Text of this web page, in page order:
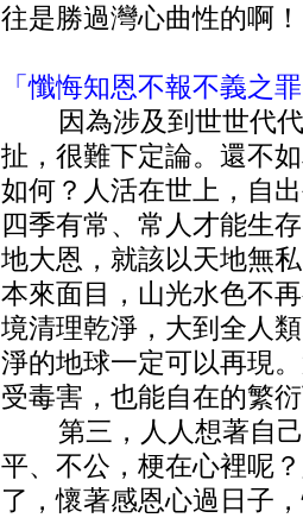
往是勝過灣心曲性的啊！
「懺悔知恩不報不義之
因為涉及到世世代代
扯，很難下定論。還不
如何？人活在世上，自
四季有常、常人才能生
地大恩，就該以天地無
本來面目，山光水色不
境清理乾淨，大到全人
淨的地球一定可以再現
受毒害，也能自在的繁
第三，人人想著自己
平、不公，梗在心裡呢
了，懷著感恩心過日子